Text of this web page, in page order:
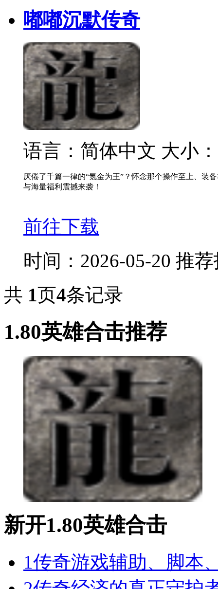
嘟嘟沉默传奇
语言：简体中文 大小
厌倦了千篇一律的“氪金为王”？怀念那个操作至上、装
与海量福利震撼来袭！
前往下载
时间：2026-05-20 推
共 1页4条记录
1.80英雄合击推荐
新开1.80英雄合击
1传奇游戏辅助、脚本